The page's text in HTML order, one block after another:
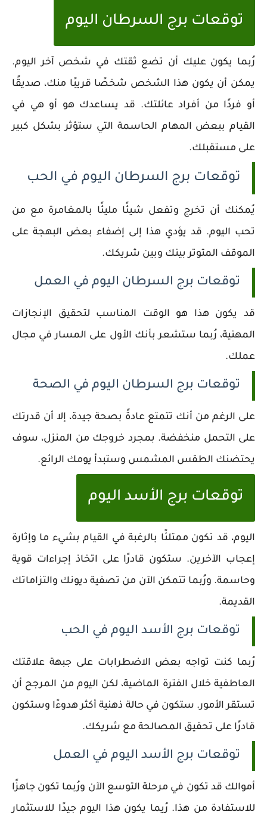
توقعات برج السرطان اليوم
رُبما يكون عليك أن تضع ثقتك في شخص آخر اليوم.
يمكن أن يكون هذا الشخص شخصًا قريبًا منك، صديقًا
أو فردًا من أفراد عائلتك. قد يساعدك هو أو هي في
القيام ببعض المهام الحاسمة التي ستؤثر بشكل كبير
على مستقبلك.
توقعات برج السرطان اليوم في الحب
يُمكنك أن تخرج وتفعل شيئًا مليئًا بالمغامرة مع من
تحب اليوم. قد يؤدي هذا إلى إضفاء بعض البهجة على
الموقف المتوتر بينك وبين شريكك.
توقعات برج السرطان اليوم في العمل
قد يكون هذا هو الوقت المناسب لتحقيق الإنجازات
المهنية، رُبما ستشعر بأنك الأول على المسار في مجال
عملك.
توقعات برج السرطان اليوم في الصحة
على الرغم من أنك تتمتع عادةً بصحة جيدة، إلا أن قدرتك
على التحمل منخفضة. بمجرد خروجك من المنزل، سوف
يحتضنك الطقس المشمس وستبدأ يومك الرائع.
توقعات برج الأسد اليوم
اليوم، قد تكون ممتلئًا بالرغبة في القيام بشيء ما وإثارة
إعجاب الآخرين. ستكون قادرًا على اتخاذ إجراءات قوية
وحاسمة. ورُبما تتمكن الآن من تصفية ديونك والتزاماتك
القديمة.
توقعات برج الأسد اليوم في الحب
رُبما كنت تواجه بعض الاضطرابات على جبهة علاقتك
العاطفية خلال الفترة الماضية، لكن اليوم من المرجح أن
تستقر الأمور. ستكون في حالة ذهنية أكثر هدوءًا وستكون
قادرًا على تحقيق المصالحة مع شريكك.
توقعات برج الأسد اليوم في العمل
أموالك قد تكون في مرحلة التوسع الآن ورُبما تكون جاهزًا
للاستفادة من هذا. رُيما يكون هذا اليوم جيدًا للاستثمار